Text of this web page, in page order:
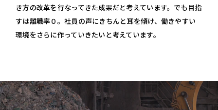
き方の改革を行なってきた成果だと考えています。でも目指
すは離職率０。社員の声にきちんと耳を傾け、働きやすい
環境をさらに作っていきたいと考えています。